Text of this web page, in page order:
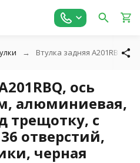
Втулка задняя A201RBQ,
ось
алюминиевая,
трещотку, с
отверстий,
черная